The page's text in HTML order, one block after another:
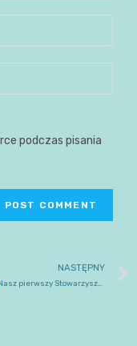
podczas pisania
NASTĘPNY
pierwszy Stowarzyszeniowy Ślub!